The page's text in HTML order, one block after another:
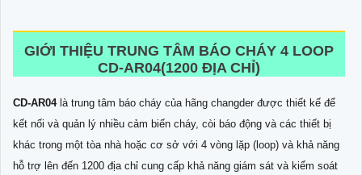
GIỚI THIỆU TRUNG TÂM BÁO CHÁY 4 LOOP
CD-AR04(1200 ĐỊA CHỈ)
CD-AR04là trung tâm báo cháy của hãng changder được thiết kế để
kết nối và quản lý nhiều cảm biến cháy, còi báo động và các thiết bị
khác trong một tòa nhà hoặc cơ sở với 4 vòng lặp (loop) và khả năng
hỗ trợ lên đến 1200 địa chỉ cung cấp khả năng giám sát và kiểm soát